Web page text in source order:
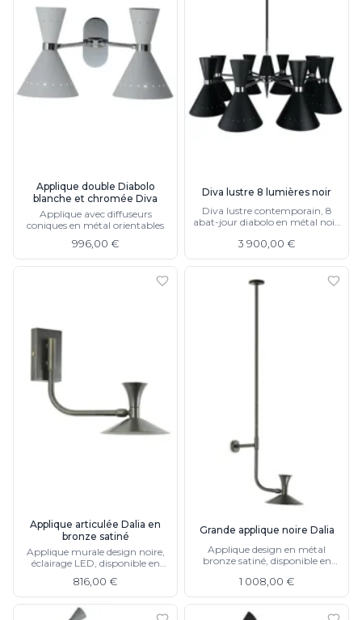
HARTE
Hind Rabii
Holtkötter
Hudson Valley
Italamp
Leds C4
Leucos
LichtRaum Funktion
Lucien Gau
Luminara
Lupia Licht
Luz Difusion
MA Salgueiro
Marset
Masiero
Matlight
Michael Anastassiades
Myo
Nautic by Tekna
Objet insolite
Original BTC
Quintiesse
RADAR
Applique double Diabolo
blanche et chromée Diva
Applique avec diffuseurs
coniques en métal orientables
996,00 €
Diva lustre 8 lumières noir
Diva lustre contemporain, 8
abat-jour diabolo en métal noir,
3 900,00 €
Applique articulée Dalia en
bronze satiné
Applique murale design noire,
éclairage LED, disponible en
816,00 €
Grande applique noire Dalia
Applique design en métal
bronze satiné, disponible en
1 008,00 €